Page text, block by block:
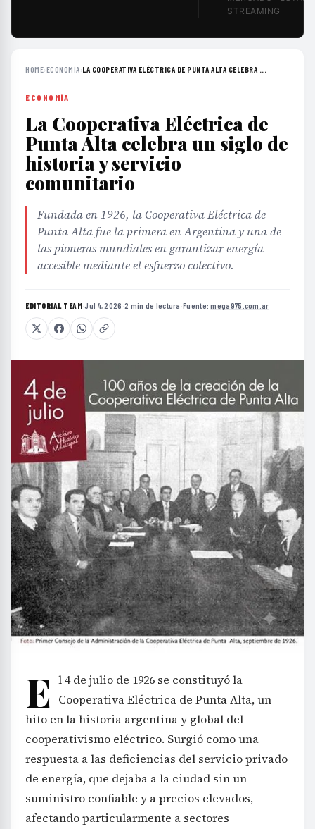
STREAMING
HOME›ECONOMÍA›LA COOPERATIVA ELÉCTRICA DE PUNTA ALTA CELEBRA ...
ECONOMÍA
La Cooperativa Eléctrica de
Punta Alta celebra un siglo de
historia y servicio
comunitario
Fundada en 1926, la Cooperativa Eléctrica de
Punta Alta fue la primera en Argentina y una de
las pioneras mundiales en garantizar energía
accesible mediante el esfuerzo colectivo.
EDITORIAL TEAM·Jul 4, 2026 ·2 min de lectura ·Fuente:mega975.com.ar
E l 4 de julio de 1926 se constituyó la
Cooperativa Eléctrica de Punta Alta, un
hito en la historia argentina y global del
cooperativismo eléctrico. Surgió como una
respuesta a las deficiencias del servicio privado
de energía, que dejaba a la ciudad sin un
suministro confiable y a precios elevados,
afectando particularmente a sectores